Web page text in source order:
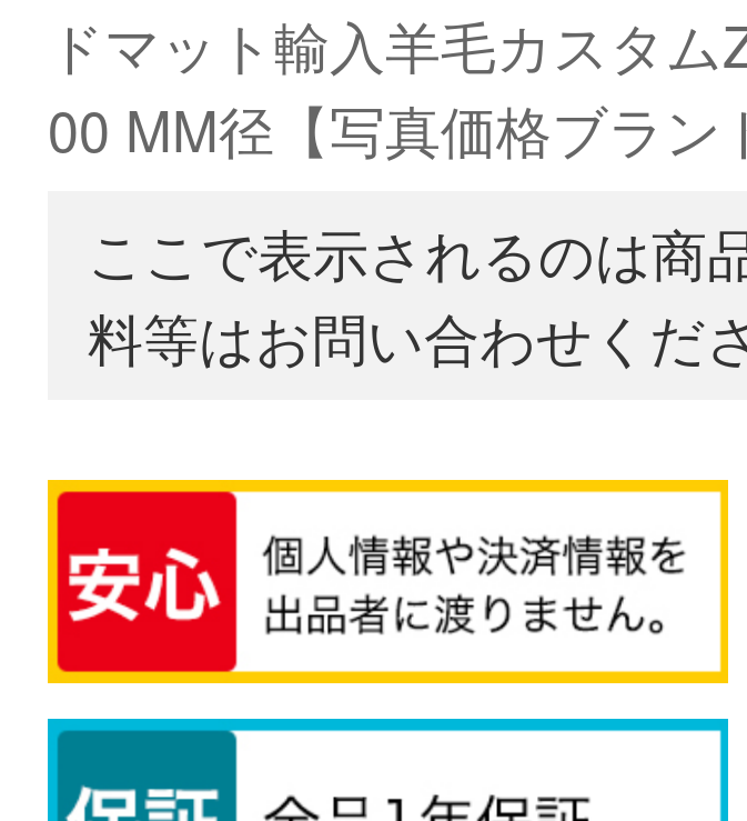
ドマット輸入羊毛カスタ
00 MM径【写真価格ブラン
ここで表示されるのは商
料等はお問い合わせくだ